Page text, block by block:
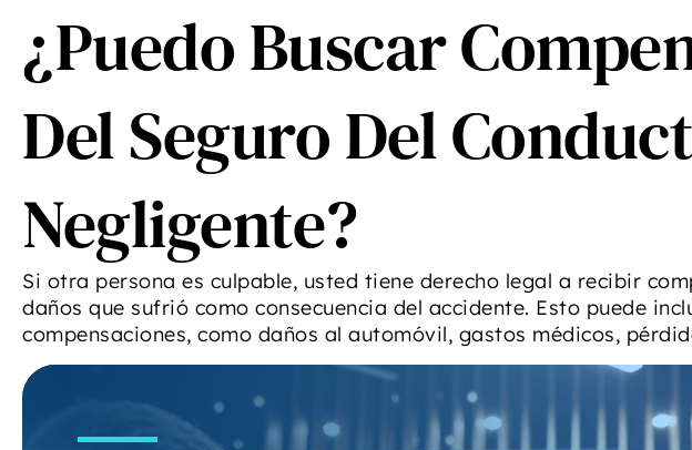
¿Puedo Buscar
Del Seguro Del
Negligente?
Si otra persona es culpable, usted tiene derecho legal a recibir
daños que sufrió como consecuencia del accidente. Esto puede
compensaciones, como daños al automóvil, gastos médicos,